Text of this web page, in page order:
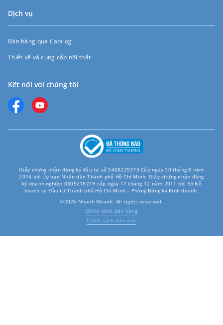
Dịch vụ
Bán hàng qua Catalog
Thiết kế và cung cấp nội thất
Kết nối với chúng tôi
Giấy chứng nhận đăng ký đầu tư số 5408225373 Cấp ngày 30 tháng 8 năm
2016 bởi Ủy ban Nhân dân Thành phố Hồ Chí Minh. Giấy chứng nhận đăng
ký doanh nghiệp 0305218219 cấp ngày 17 tháng 12 năm 2011 bởi Sở Kế
hoạch và Đầu tư Thành phố Hồ Chí Minh – Phòng Đăng ký Kinh doanh.
©2026 Nhanh Nhanh. All rights reserved.
Chính sách bán hàng
Chính sách bảo mật